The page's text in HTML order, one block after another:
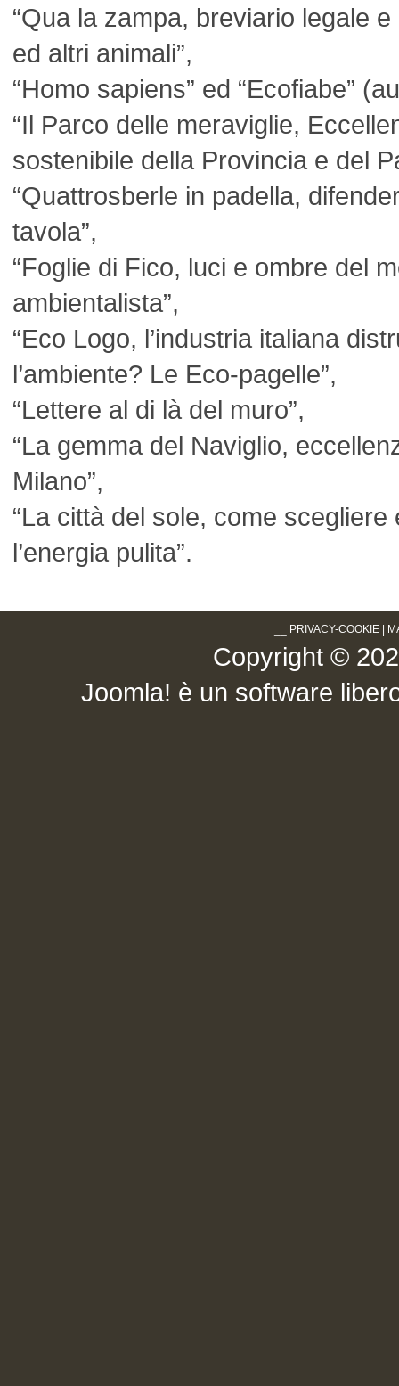
“Qua la zampa, breviario legale
ed altri animali”,
“Homo sapiens” ed “Ecofiabe”
“Il Parco delle meraviglie,
sostenibile della Provincia e del
“Quattrosberle in padella,
tavola”,
“Foglie di Fico, luci e ombre del
ambientalista”,
“Eco Logo, l’industria italiana
l’ambiente? Le Eco-pagelle”,
“Lettere al di là del muro”,
“La gemma del Naviglio,
Milano”,
“La città del sole, come scegliere
l’energia pulita”.
PRIVACY-COOKIE
Copyright ©
Joomla! è un software